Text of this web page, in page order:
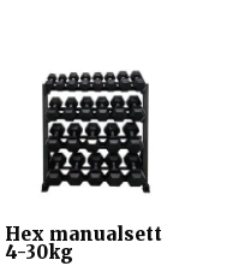
Hex manualsett
4-30kg